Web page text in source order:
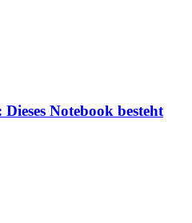
Notebook besteht